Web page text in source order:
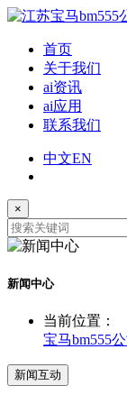
首页
关于我们
ai资讯
ai应用
联系我们
中文EN
×
新闻中心
当前位置：
宝马bm555公
新闻互动